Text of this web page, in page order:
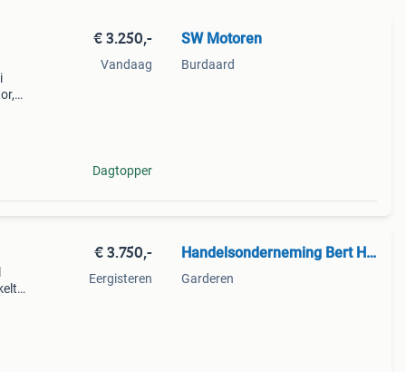
€ 3.250,-
Vandaag
Dagtopper
SW Motoren
Burdaard
€ 3.750,-
Eergisteren
Handelsonderneming Bert Heij
Garderen